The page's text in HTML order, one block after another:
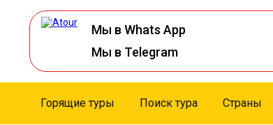
Мы в Whats App
Мы в Telegram
Горящие туры Поиск тура Страны